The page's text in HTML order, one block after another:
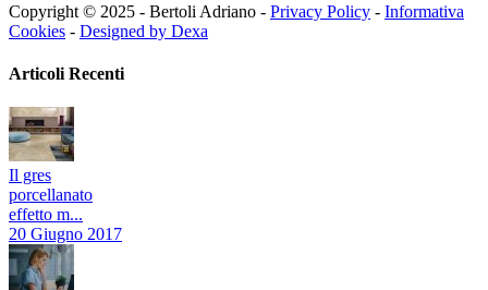
Copyright © 2025 - Bertoli Adriano - Privacy Policy - Informativa
Cookies - Designed by Dexa
Articoli Recenti
Il gres
porcellanato
effetto m...
20 Giugno 2017